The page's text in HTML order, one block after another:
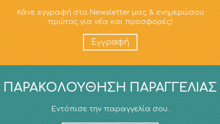
Κάνε εγγραφή στο Newsletter μας & ενημερώσου
πρώτος για νέα και προσφορές!
Εγγραφή
ΠΑΡΑΚΟΛΟΎΘΗΣΗ ΠΑΡΑΓΓΕΛΊΑΣ
Εντόπισε την παραγγελία σου.